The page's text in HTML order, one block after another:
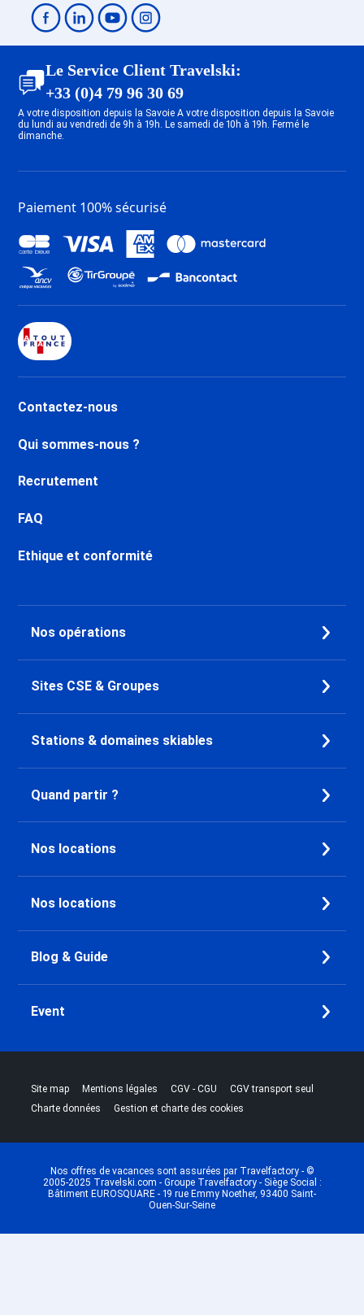
Le Service Client Travelski:
+33 (0)4 79 96 30 69
A votre disposition depuis la Savoie A votre disposition depuis la Savoie
du lundi au vendredi de 9h à 19h. Le samedi de 10h à 19h. Fermé le
dimanche.
Paiement 100% sécurisé
Contactez-nous
Qui sommes-nous ?
Recrutement
FAQ
Ethique et conformité
Nos opérations
Sites CSE & Groupes
Stations & domaines skiables
Quand partir ?
Nos locations
Nos locations
Blog & Guide
Event
Site map |Mentions légales |CGV - CGU |CGV transport seul
Charte données |Gestion et charte des cookies
Nos offres de vacances sont assurées par Travelfactory - ©
2005-2025 Travelski.com - Groupe Travelfactory - Siège Social :
Bâtiment EUROSQUARE - 19 rue Emmy Noether, 93400 Saint-
Ouen-Sur-Seine